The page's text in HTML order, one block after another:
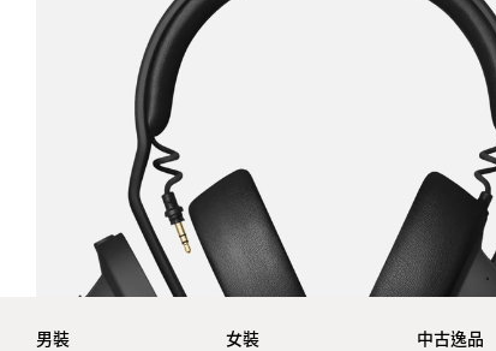
男裝
女裝
中古逸品